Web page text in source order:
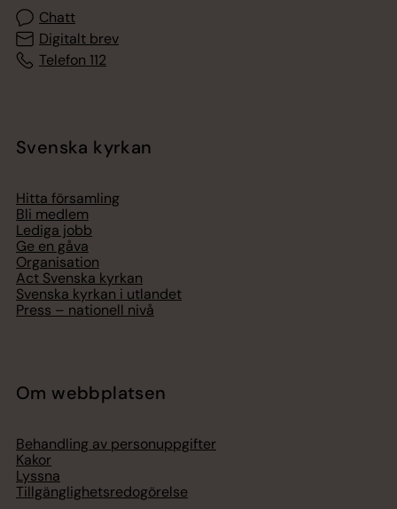
Chatt
Digitalt brev
Telefon 112
Svenska kyrkan
Hitta församling
Bli medlem
Lediga jobb
Ge en gåva
Organisation
Act Svenska kyrkan
Svenska kyrkan i utlandet
Press – nationell nivå
Om webbplatsen
Behandling av personuppgifter
Kakor
Lyssna
Tillgänglighetsredogörelse